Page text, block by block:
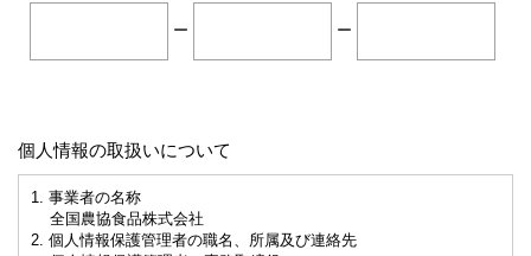
ー ー
個人情報の取扱いについて
1. 事業者の名称
全国農協食品株式会社
2. 個人情報保護管理者の職名、所属及び連絡先